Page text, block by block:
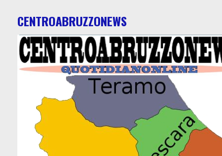
CENTROABRUZZONEWS